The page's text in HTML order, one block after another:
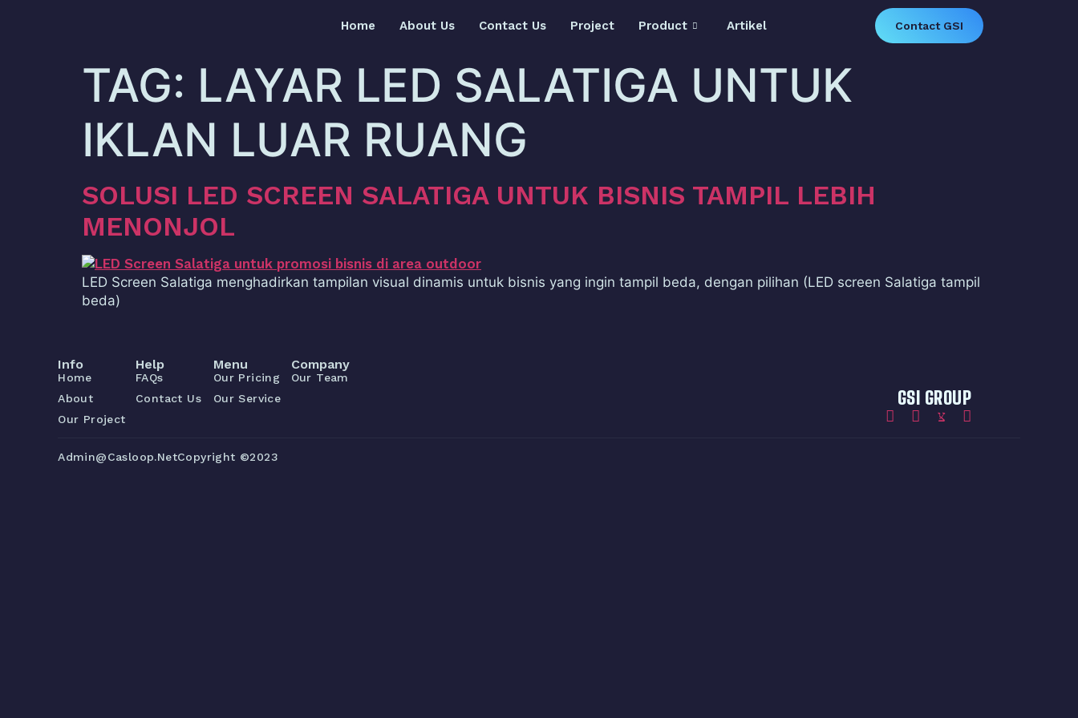
Home About Us Contact Us Project Product Artikel Contact GSI
TAG: LAYAR LED SALATIGA UNTUK
IKLAN LUAR RUANG
SOLUSI LED SCREEN SALATIGA UNTUK BISNIS TAMPIL LEBIH
MENONJOL
LED Screen Salatiga menghadirkan tampilan visual dinamis untuk bisnis yang ingin tampil beda, dengan pilihan (LED screen Salatiga tampil
beda)
Info
Home
About
Our Project
Help
FAQs
Contact Us
Menu
Our Pricing
Our Service
Company
Our Team
GSI GROUP
Admin@casloop.netCopyright ©2023